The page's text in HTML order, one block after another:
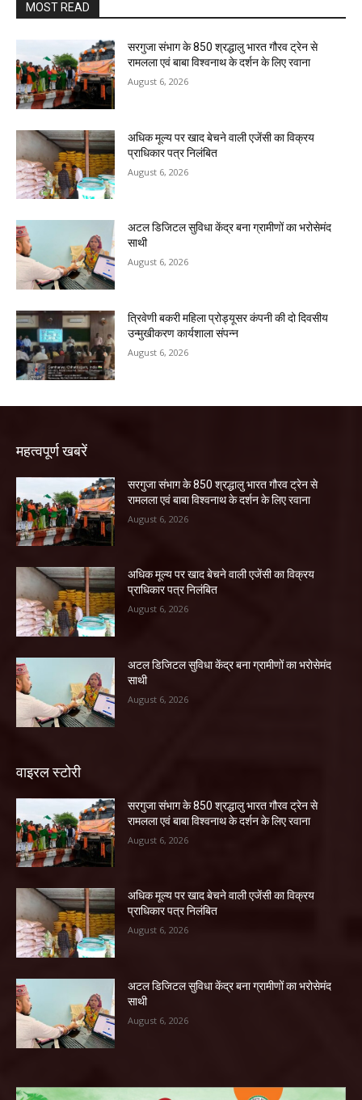
MOST READ
सरगुजा संभाग के 850 श्रद्धालु भारत गौरव ट्रेन से
रामलला एवं बाबा विश्वनाथ के दर्शन के लिए रवाना
August 6, 2026
अधिक मूल्य पर खाद बेचने वाली एजेंसी का विक्रय
प्राधिकार पत्र निलंबित
August 6, 2026
अटल डिजिटल सुविधा केंद्र बना ग्रामीणों का भरोसेमंद
साथी
August 6, 2026
त्रिवेणी बकरी महिला प्रोड्यूसर कंपनी की दो दिवसीय
उन्मुखीकरण कार्यशाला संपन्न
August 6, 2026
महत्वपूर्ण खबरें
सरगुजा संभाग के 850 श्रद्धालु भारत गौरव ट्रेन से
रामलला एवं बाबा विश्वनाथ के दर्शन के लिए रवाना
August 6, 2026
अधिक मूल्य पर खाद बेचने वाली एजेंसी का विक्रय
प्राधिकार पत्र निलंबित
August 6, 2026
अटल डिजिटल सुविधा केंद्र बना ग्रामीणों का भरोसेमंद
साथी
August 6, 2026
वाइरल स्टोरी
सरगुजा संभाग के 850 श्रद्धालु भारत गौरव ट्रेन से
रामलला एवं बाबा विश्वनाथ के दर्शन के लिए रवाना
August 6, 2026
अधिक मूल्य पर खाद बेचने वाली एजेंसी का विक्रय
प्राधिकार पत्र निलंबित
August 6, 2026
अटल डिजिटल सुविधा केंद्र बना ग्रामीणों का भरोसेमंद
साथी
August 6, 2026